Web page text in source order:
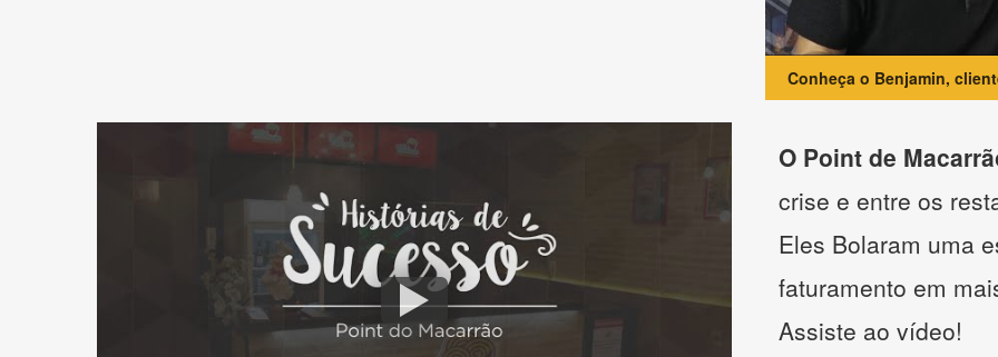
Conheça o Benjamin,
O Point de
crise e entre os
Eles Bolaram uma
faturamento em
Assiste ao vídeo!